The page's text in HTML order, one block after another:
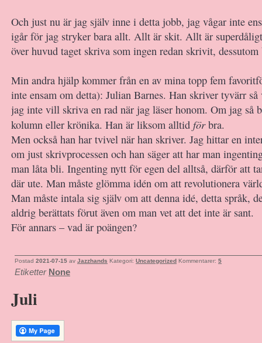
Och just nu är jag själv inne i detta jobb, jag vågar inte
igår för jag stryker bara allt. Allt är skit. Allt är
över huvud taget skriva som ingen redan skrivit,
Min andra hjälp kommer från en av mina topp fem
inte ensam om detta): Julian Barnes. Han skriver tyvärr
jag inte vill skriva en rad när jag läser honom. Om jag så
kolumn eller krönika. Han är liksom alltid förbra.
Men också han har tvivel när han skriver. Jag hittar en
om just skrivprocessen och han säger att har man
man låta bli. Ingenting nytt för egen del alltså, därför att
där ute. Man måste glömma idén om att revolutionera
Man måste intala sig själv om att denna idé, detta språk,
aldrig berättats förut även om man vet att det inte är sant.
För annars – vad är poängen?
Postad 2021-07-15 av Jazzhands Kategori: Uncategorized Kommentarer: 5
Etiketter None
Juli